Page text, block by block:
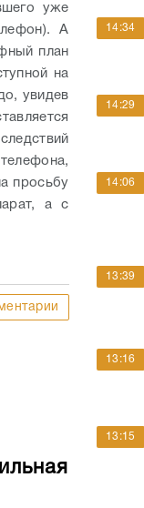
уже
А
план
на
увидев
просьбу
а с
14:34
14:29
14:06
13:39
13:16
13:15